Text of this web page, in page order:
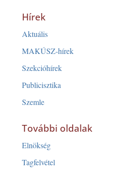
Hírek
Aktuális
MAKÚSZ-hírek
Szekcióhírek
Publicisztika
Szemle
További oldalak
Elnökség
Tagfelvétel